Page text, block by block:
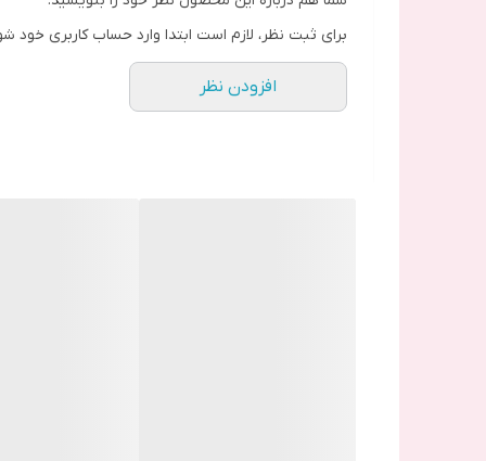
برای ثبت نظر، لازم است ابتدا وارد حساب کاربری خود
افزودن نظر